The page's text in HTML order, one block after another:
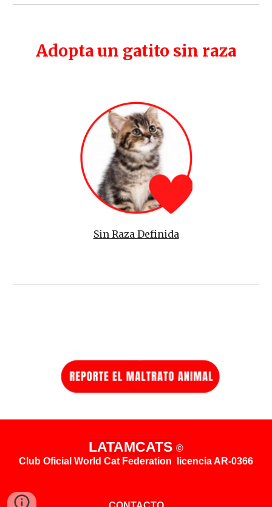
Adopta un gatito sin raza
Sin Raza Definida
LATAMCATS ©
Club Oficial World Cat Federation licencia AR-0366